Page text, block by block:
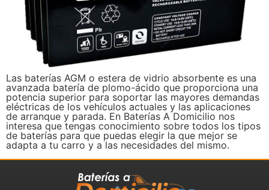
Las baterías AGM o estera de vidrio absorbente es una
avanzada batería de plomo-ácido que proporciona una
potencia superior para soportar las mayores demandas
eléctricas de los vehículos actuales y las aplicaciones
de arranque y parada. En Baterías A Domicilio nos
interesa que tengas conocimiento sobre todos los tipos
de baterías para que puedas elegir la que mejor se
adapta a tu carro y a las necesidades del mismo.